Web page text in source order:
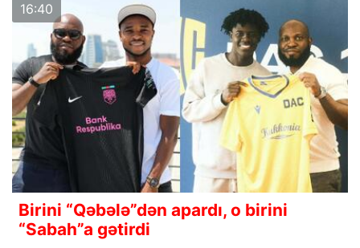
16:40
Birini “Qəbələ”dən apardı, o birini
“Sabah”a gətirdi